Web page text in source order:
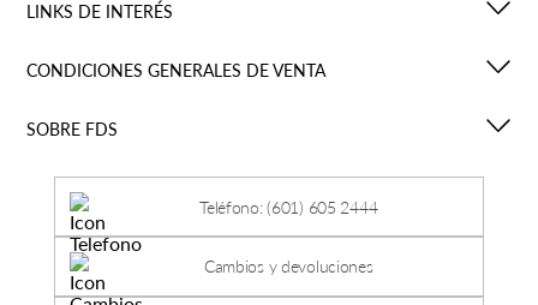
LINKS DE INTERÉS
CONDICIONES GENERALES DE VENTA
SOBRE FDS
Teléfono: (601) 605 2444
Cambios y devoluciones